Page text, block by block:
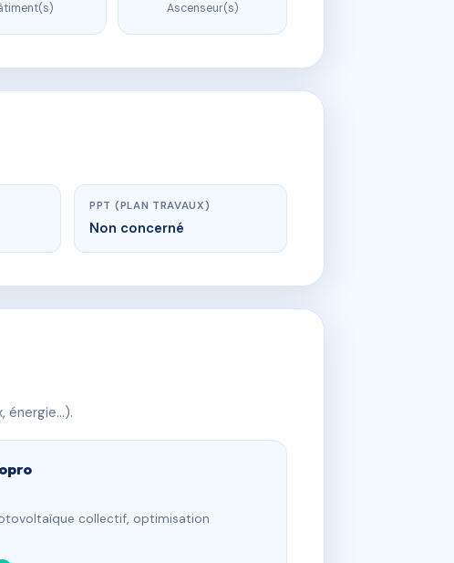
Ascenseur(s)
PPT (PLAN TRAVAUX)
Non concerné
énergie…).
collectif, optimisation